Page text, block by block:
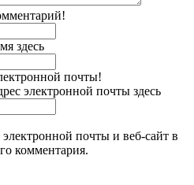
здесь
почты!
электронной почты здесь
почты и веб-сайт в
комментария.